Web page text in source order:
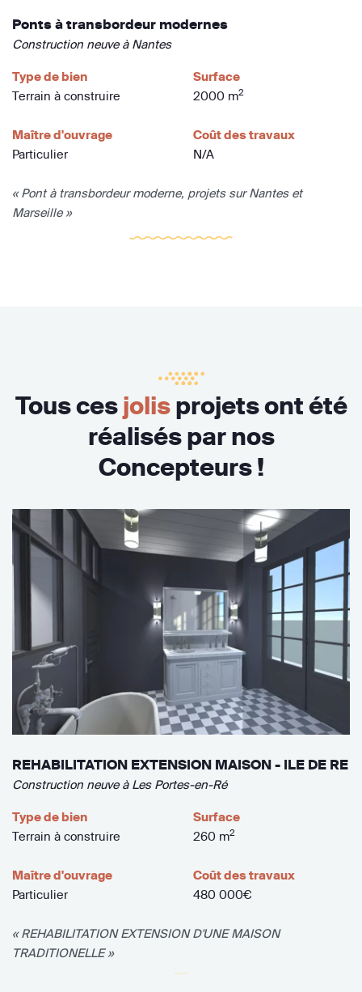
Ponts à transbordeur modernes
Construction neuve à Nantes
Type de bien
Terrain à construire
Surface
2000 m2
Maître d'ouvrage
Particulier
Coût des travaux
N/A
« Pont à transbordeur moderne, projets sur Nantes et
Marseille »
Tous cesjolisprojets ont été
réalisés par nos
Concepteurs !
REHABILITATION EXTENSION MAISON - ILE DE RE
Construction neuve à Les Portes-en-Ré
Type de bien
Terrain à construire
Surface
260 m2
Maître d'ouvrage
Particulier
Coût des travaux
480 000€
« REHABILITATION EXTENSION D'UNE MAISON
TRADITIONELLE »